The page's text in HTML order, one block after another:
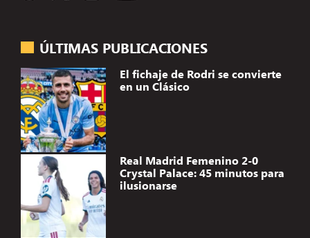
ÚLTIMAS PUBLICACIONES
El fichaje de Rodri se convierte
en un Clásico
Real Madrid Femenino 2-0
Crystal Palace: 45 minutos para
ilusionarse